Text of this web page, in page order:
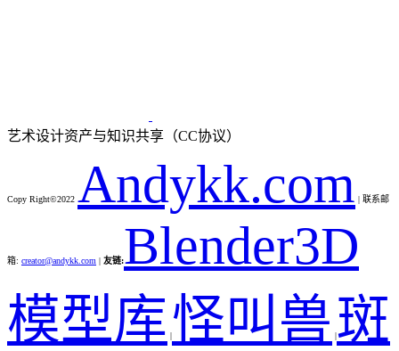
艺术设计资产与知识共享（CC协议）
Copy Right©2022 Andykk.com | 联系邮
箱: creator@andykk.com | 友链:Blender3D
模型库 |怪叫兽 |斑